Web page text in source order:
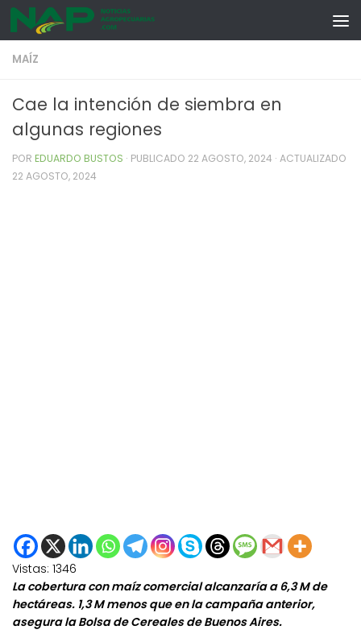
Skip to content
MAÍZ
Cae la intención de siembra en
algunas regiones
POR EDUARDO BUSTOS · PUBLICADO 22 AGOSTO, 2024 · ACTUALIZADO
22 AGOSTO, 2024
Vistas: 1346
La cobertura con maíz comercial alcanzaría a 6,3 M de
hectáreas. 1,3 M menos que en la campaña anterior,
asegura la Bolsa de Cereales de Buenos Aires.